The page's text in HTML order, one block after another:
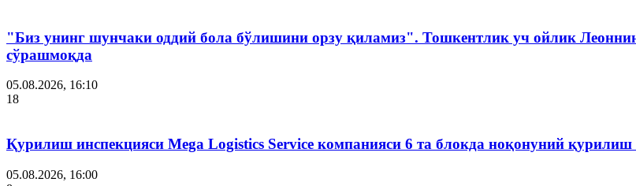
"Биз унинг шунчаки оддий бола бўлишини орзу қиламиз". Тошкентлик уч ойлик
сўрашмоқда
05.08.2026, 16:10
18
Қурилиш инспекцияси Мega Logistics Service компанияси 6 та блокда ноқонуний
05.08.2026, 16:00